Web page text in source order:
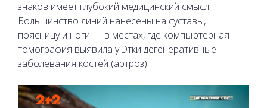
знаков имеет глубокий медицинский смысл.
Большинство линий нанесены на суставы,
поясницу и ноги — в местах, где компьютерная
томография выявила у Этки дегенеративные
заболевания костей (артроз).